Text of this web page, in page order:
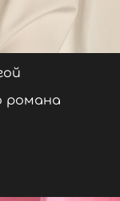
романа